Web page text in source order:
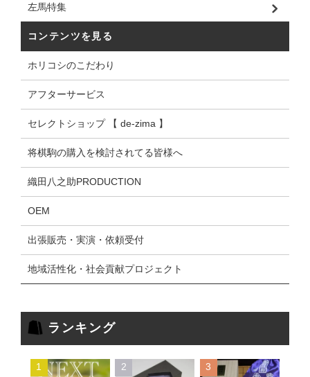
左馬特集
コンテンツを見る
ホリコシのこだわり
アフターサービス
セレクトショップ 【 de-zima 】
将棋駒の購入を検討されてる皆様へ
織田八之助PRODUCTION
OEM
出張販売・実演・依頼受付
地域活性化・社会貢献プロジェクト
ランキング
1 2 3